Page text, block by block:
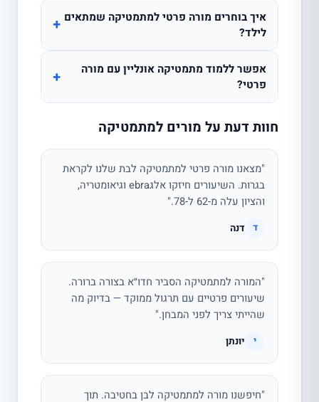
איך בוחרים מורה פרטי למתמטיקה שמתאים
לילד?
+
אפשר ללמוד מתמטיקה אונליין עם מורה
פרטי?
+
חוות דעת על מורים למתמטיקה
"מצאנו מורה פרטי למתמטיקה לבת שלנו לקראת
בגרות. השיעורים חיזקו אלגebra וגיאומטריה,
והציון עלה מ-62 ל-78."
ד דנה
"המורה למתמטיקה הסביר חדו״א בצורה ברורה.
שיעורים פרטיים עם תרגול ממוקד — בדיוק מה
שהייתי צריך לפני המבחן."
י יונתן
"חיפשנו מורה למתמטיקה לבן בחטיבה. תוך